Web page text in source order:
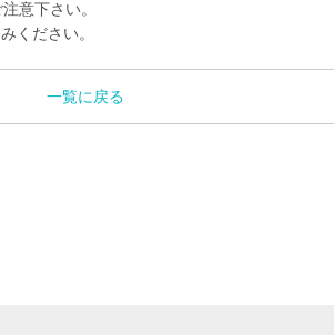
意下さい。
ください。
一覧に戻る